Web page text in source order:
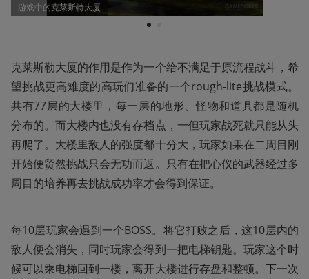
游戏中的克莱斯特大厦
1
克莱斯勒大厦的作用是作为一个给不满足于原流程战斗，希
望挑战更高难度的高玩们准备的一个rough-lite挑战模式。
共有77层的大楼里，每一层的地形、怪物和道具都是随机
分布的。而大楼内也没有存档点，一但玩家战死就只能从头
再爬了。大楼里敌人的强度都十分大，玩家如果在二周目刚
开始便贸然挑战只会无功而返。只有在把心仪的武器经过多
周目的培养再去挑战成功率才会得到保证。
每10层玩家会遇到一个BOSS。将它打败之后，这10层内的
敌人便会消失，同时玩家会得到一把电梯钥匙。玩家这个时
候可以乘电梯回到一楼，离开大楼进行存盘和整顿。下一次